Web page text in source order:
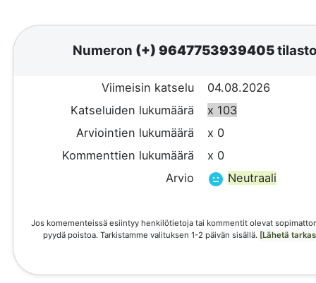
Numeron (+) 9647753939405
Viimeisin katselu
04.08.2026
Katseluiden lukumäärä
x 103
Arviointien lukumäärä
x 0
Kommenttien lukumäärä
x 0
Arvio
Neutraali
Jos komementeissä esiintyy henkilötietoja tai kommentit olevat
pyydä poistoa. Tarkistamme valituksen 1-2 päivän sisällä. [Lähetä